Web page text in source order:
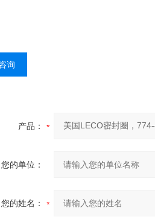
询
产品：
您的单位：
您的姓名：